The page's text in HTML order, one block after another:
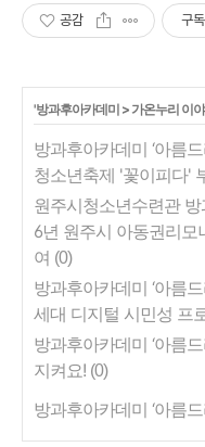
공감 구
'방과후아카데미 > 가온누리 이
방과후아카데미 ‘아름
청소년축제 '꽃이피다'
원주시청소년수련관
6년 원주시 아동권리모
여 (0)
방과후아카데미 ‘아름
세대 디지털 시민성 프
방과후아카데미 ‘아름
지켜요! (0)
방과후아카데미 ‘아름